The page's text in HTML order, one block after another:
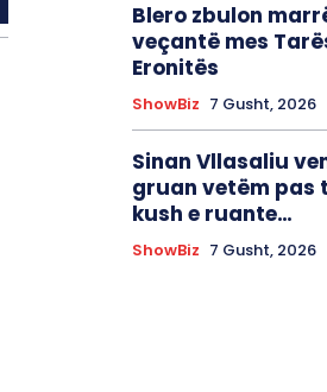
Blero zbulon
veçantë mes
Eronitës
ShowBiz 7 Gusht, 2026
Sinan Vllasaliu
gruan vetëm pas
kush e ruante…
ShowBiz 7 Gusht, 2026